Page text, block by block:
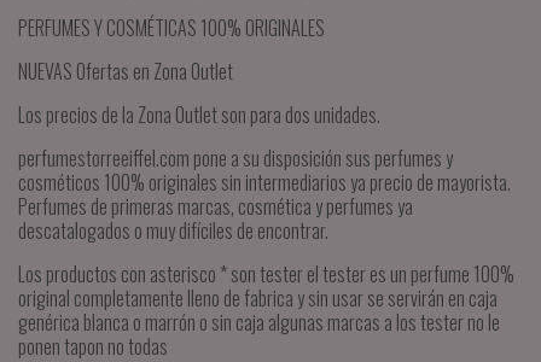
PERFUMES Y COSMÉTICAS 100% ORIGINALES
NUEVAS Ofertas en Zona Outlet
Los precios de la Zona Outlet son para dos unidades.
perfumestorreeiffel.com pone a su disposición sus perfumes y
cosméticos 100% originales sin intermediarios ya precio de mayorista.
Perfumes de primeras marcas, cosmética y perfumes ya
descatalogados o muy difíciles de encontrar.
Los productos con asterisco * son tester el tester es un perfume 100%
original completamente lleno de fabrica y sin usar se servirán en caja
genérica blanca o marrón o sin caja algunas marcas a los tester no le
ponen tapon no todas